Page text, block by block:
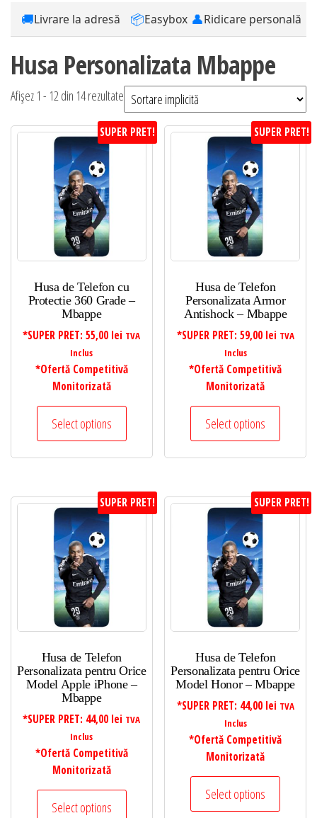
🚚Livrare la adresă 📦Easybox 👤Ridicare personală
Husa Personalizata Mbappe
Afișez 1 - 12 din 14 rezultate
SUPER PRET!
Husa de Telefon cu
Protectie 360 Grade –
Mbappe
*SUPER PRET:55,00 lei TVA
Inclus
*Ofertă Competitivă
Monitorizată
Select options
SUPER PRET!
Husa de Telefon
Personalizata Armor
Antishock – Mbappe
*SUPER PRET: 59,00 lei TVA
Inclus
*Ofertă Competitivă
Monitorizată
Select options
SUPER PRET!
Husa de Telefon
Personalizata pentru Orice
Model Apple iPhone –
Mbappe
*SUPER PRET: 44,00 lei TVA
Inclus
*Ofertă Competitivă
Monitorizată
Select options
SUPER PRET!
Husa de Telefon
Personalizata pentru Orice
Model Honor – Mbappe
*SUPER PRET: 44,00 lei TVA
Inclus
*Ofertă Competitivă
Monitorizată
Select options